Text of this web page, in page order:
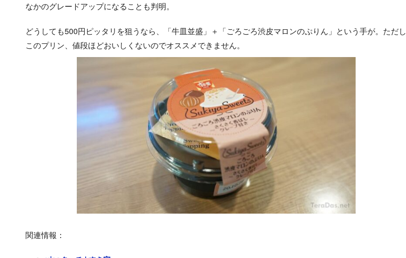
なかのグレードアップになることも判明。
どうしても500円ピッタリを狙うなら、「牛皿並盛」＋「ごろごろ渋皮マロンのぷりん」という手が。ただし
このプリン、値段ほどおいしくないのでオススメできません。
関連情報：